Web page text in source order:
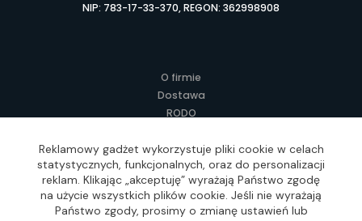
NIP: 783-17-33-370, REGON: 362998908
O firmie
Dostawa
RODO
Regulamin
Lokalne Gadżety Reklamowe
Jak zamawiać?
Słownik pojęć
Reklamowy gadżet wykorzystuje pliki cookie w celach
statystycznych, funkcjonalnych, oraz do personalizacji
reklam. Klikając „akceptuję” wyrażają Państwo zgodę
na użycie wszystkich plików cookie. Jeśli nie wyrażają
Państwo zgody, prosimy o zmianę ustawień lub